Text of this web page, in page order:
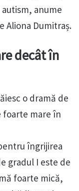
anume
Aliona Dumitraș.
decât în
o dramă de
foarte mare în
îngrijirea
gradul I este de
foarte mică,